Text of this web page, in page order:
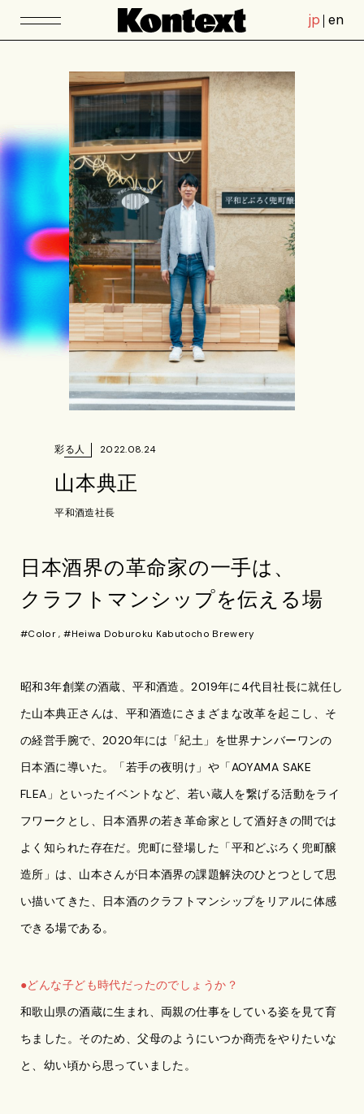
jp en
彩る人 2022.08.24
山本典正
平和酒造社長
日本酒界の革命家の一手は、
クラフトマンシップを伝える場
#Color,#Heiwa Doburoku Kabutocho Brewery
昭和3年創業の酒蔵、平和酒造。2019年に4代目社長に就任し
た山本典正さんは、平和酒造にさまざまな改革を起こし、そ
の経営手腕で、2020年には「紀土」を世界ナンバーワンの
日本酒に導いた。「若手の夜明け」や「AOYAMA SAKE
FLEA」といったイベントなど、若い蔵人を繋げる活動をライ
フワークとし、日本酒界の若き革命家として酒好きの間では
よく知られた存在だ。兜町に登場した「平和どぶろく兜町醸
造所」は、山本さんが日本酒界の課題解決のひとつとして思
い描いてきた、日本酒のクラフトマンシップをリアルに体感
できる場である。
●どんな子ども時代だったのでしょうか？
和歌山県の酒蔵に生まれ、両親の仕事をしている姿を見て育
ちました。そのため、父母のようにいつか商売をやりたいな
と、幼い頃から思っていました。